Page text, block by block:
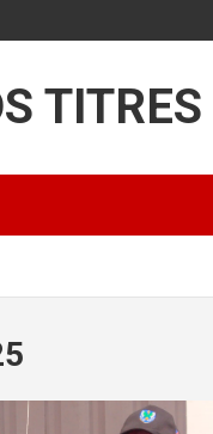
TITRES